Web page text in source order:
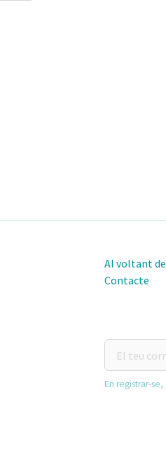
Al voltant de
Contacte
teu
correu-
En registrar-